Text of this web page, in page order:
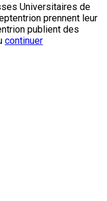
Universitaires de
prennent leur
publient des
continuer